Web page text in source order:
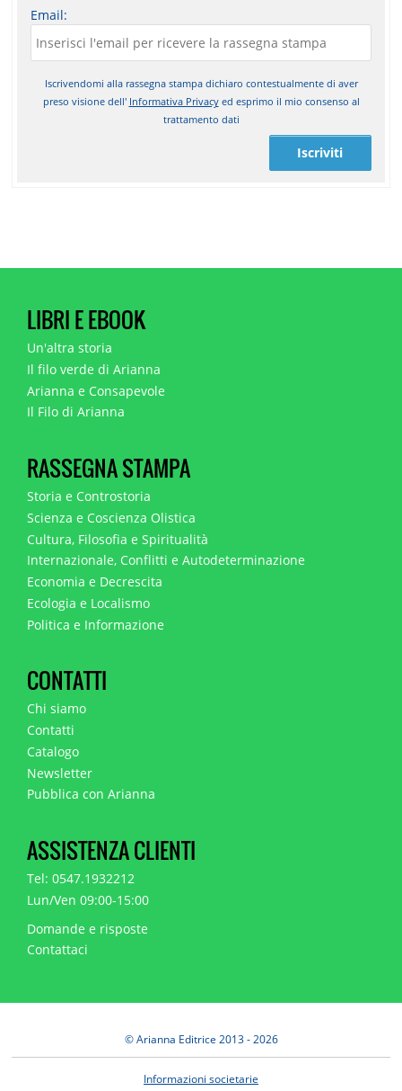
Email:
Iscrivendomi alla rassegna stampa dichiaro contestualmente di aver
preso visione dell' Informativa Privacyed esprimo il mio consenso al
trattamento dati
Iscriviti
LIBRI E EBOOK
Un'altra storia
Il filo verde di Arianna
Arianna e Consapevole
Il Filo di Arianna
RASSEGNA STAMPA
Storia e Controstoria
Scienza e Coscienza Olistica
Cultura, Filosofia e Spiritualità
Internazionale, Conflitti e Autodeterminazione
Economia e Decrescita
Ecologia e Localismo
Politica e Informazione
CONTATTI
Chi siamo
Contatti
Catalogo
Newsletter
Pubblica con Arianna
ASSISTENZA CLIENTI
Tel: 0547.1932212
Lun/Ven 09:00-15:00
Domande e risposte
Contattaci
© Arianna Editrice 2013 - 2026
Informazioni societarie